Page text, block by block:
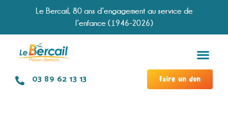
Le Bercail, 80 ans d’engagement au service de
l’enfance (1946-2026)
03 89 62 13 13 Faire un don